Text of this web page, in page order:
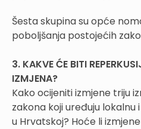
Šesta skupina su opće
poboljšanja postojećih
3. KAKVE ĆE BITI
IZMJENA?
Kako ocijeniti izmjene triju
zakona koji uređuju
u Hrvatskoj? Hoće li